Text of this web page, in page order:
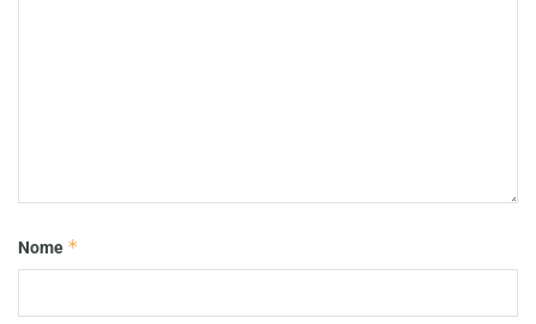
Nome *